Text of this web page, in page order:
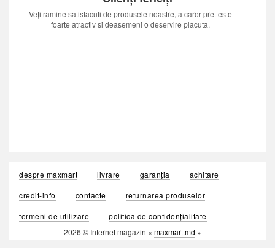
Veți ramine satisfacuti de produsele noastre, a caror pret este
foarte atractiv si deasemeni o deservire placuta.
despre maxmart livrare garanția
achitare
credit-info
contacte
returnarea produselor
termeni de utilizare
politica de confidențialitate
2026 © Internet magazin « maxmart.md »